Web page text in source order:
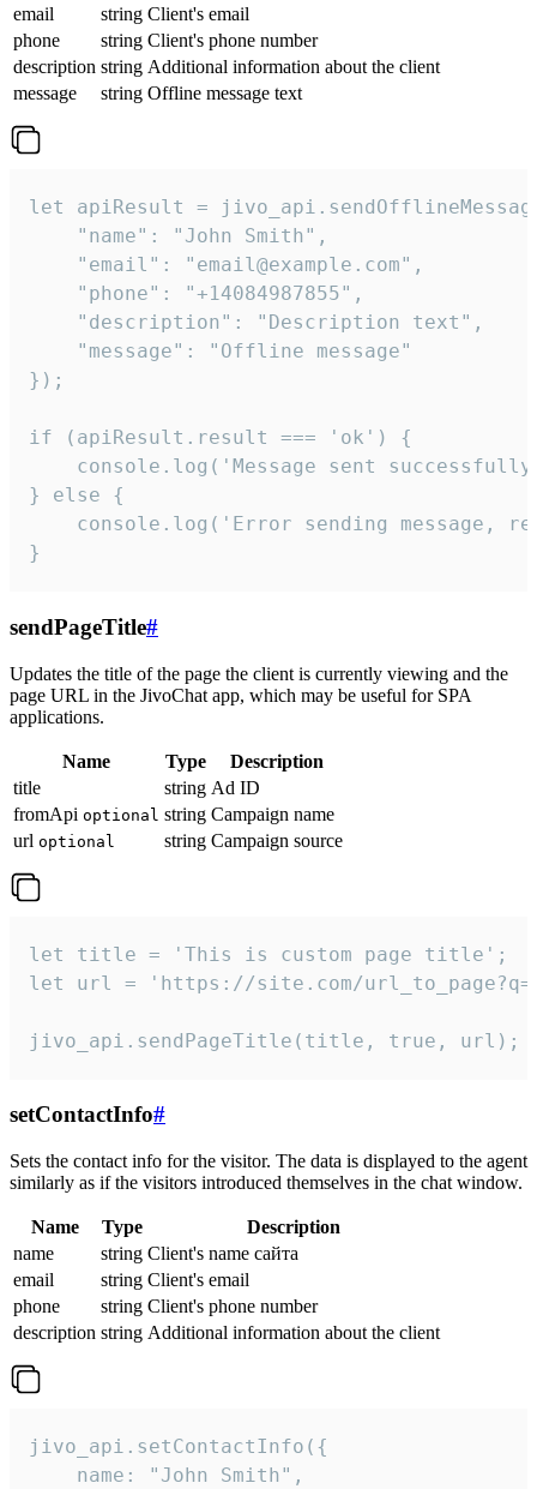
email
string Client's email
phone
string Client's phone number
description string Additional information about the client
message
string Offline message text
let apiResult =
    "name": "John Smith",
    "email": "email@example.com",
    "phone": "+14084987855",
    "description": "Description text",
    "message": "Offline message"
});
if (apiResult.result === 'ok') {
console.log('Message sent
} else {
console.log('Error sending message,
}
sendPageTitle#
Updates the title of the page the client is currently viewing and the
page URL in the JivoChat app, which may be useful for SPA
applications.
Name Type
Description
title
string Ad ID
fromApi optional string Campaign name
url optional string Campaign source
let title = 'This is custom page title';
let url = 'https://site.com/
jivo_api.sendPageTitle(title, true, url);
setContactInfo#
Sets the contact info for the visitor. The data is displayed to the agent
similarly as if the visitors introduced themselves in the chat window.
Name Type
Description
name
string Client's name сайта
email
string Client's email
phone
string Client's phone number
description string Additional information about the client
jivo_api.setContactInfo({
    name: "John Smith",